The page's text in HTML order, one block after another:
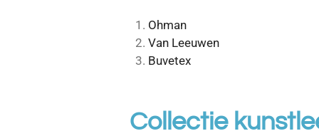
Ohman
Van Leeuwen
Buvetex
Collectie